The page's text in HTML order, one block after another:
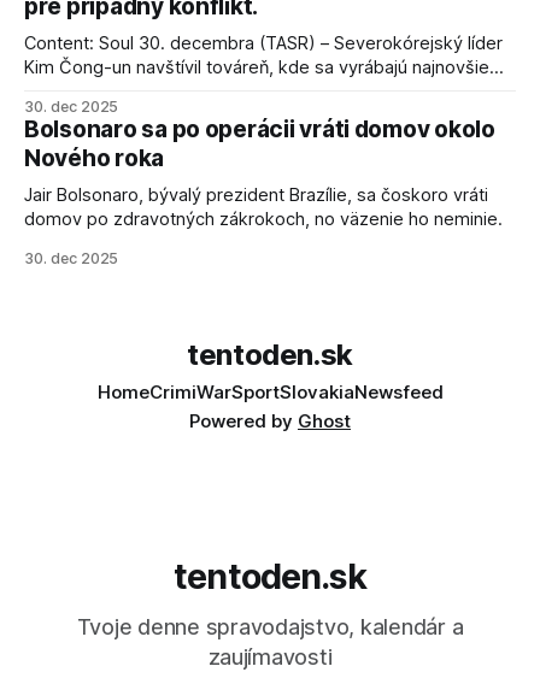
pre prípadný konflikt.
Content: Soul 30. decembra (TASR) – Severokórejský líder
Kim Čong-un navštívil továreň, kde sa vyrábajú najnovšie
schopnosti. Informovali o tom štátne médiá KĽDR, na ktoré
sa odvoláva agentúra AFP.
30. dec 2025
Bolsonaro sa po operácii vráti domov okolo
Nového roka
Jair Bolsonaro, bývalý prezident Brazílie, sa čoskoro vráti
domov po zdravotných zákrokoch, no väzenie ho neminie.
30. dec 2025
tentoden.sk
HomeCrimiWarSportSlovakiaNewsfeed
Powered by Ghost
tentoden.sk
Tvoje denne spravodajstvo, kalendár a
zaujímavosti